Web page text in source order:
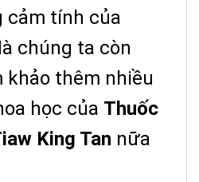
cảm tính của
chúng ta còn
khảo thêm nhiều
học của Thuốc
King Tan nữa